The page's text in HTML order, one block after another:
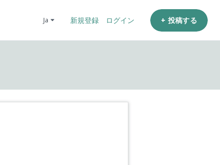
ja 新規登録 ログイン + 投稿する